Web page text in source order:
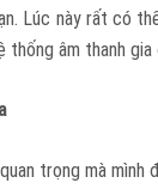
Lúc này rất có
âm thanh gia
trọng mà